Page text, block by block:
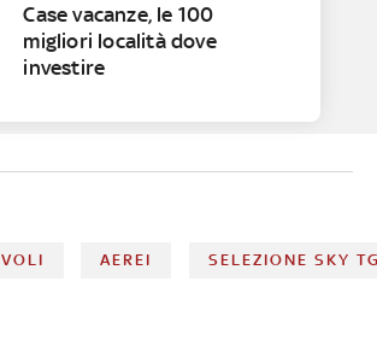
Case vacanze, le 100
migliori località dove
investire
VOLI AEREI SELEZIONE SKY